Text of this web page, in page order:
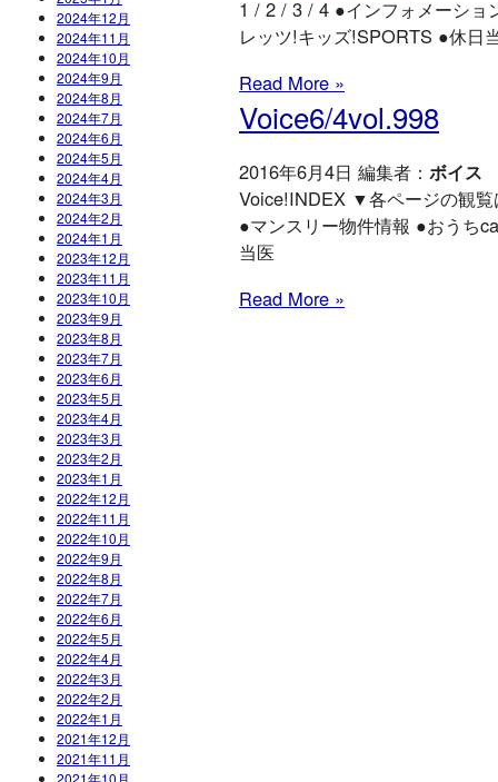
2024年12月
2024年11月
2024年10月
2024年9月
2024年8月
2024年7月
2024年6月
2024年5月
2024年4月
2024年3月
2024年2月
2024年1月
2023年12月
2023年11月
2023年10月
2023年9月
2023年8月
2023年7月
2023年6月
2023年5月
2023年4月
2023年3月
2023年2月
2023年1月
2022年12月
2022年11月
2022年10月
2022年9月
2022年8月
2022年7月
2022年6月
2022年5月
2022年4月
2022年3月
2022年2月
2022年1月
2021年12月
2021年11月
2021年10月
1 / 2 / 3 / 4 ●インフォメーショ
レッツ!キッズ!SPORTS ●休日
Read More »
Voice6/4vol.998
2016年6月4日 編集者： ボイス
Voice!INDEX ▼各ページの観
●マンスリー物件情報 ●おうち
当医
Read More »